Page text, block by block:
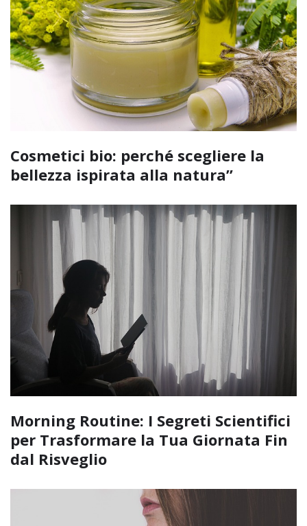
Cosmetici bio: perché scegliere la
bellezza ispirata alla natura”
Morning Routine: I Segreti Scientifici
per Trasformare la Tua Giornata Fin
dal Risveglio